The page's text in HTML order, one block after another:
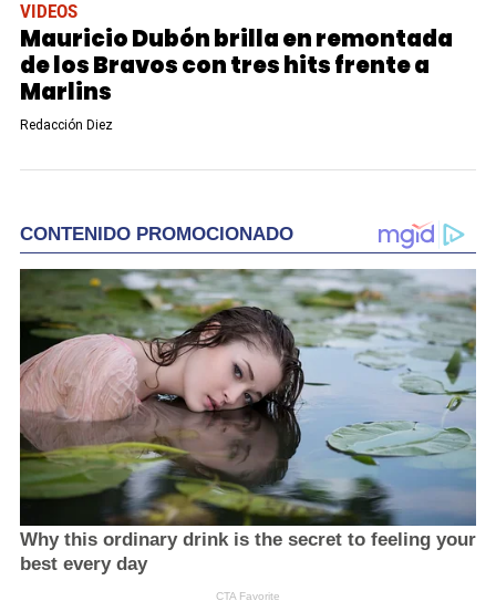
VIDEOS
Mauricio Dubón brilla en remontada
de los Bravos con tres hits frente a
Marlins
Redacción Diez